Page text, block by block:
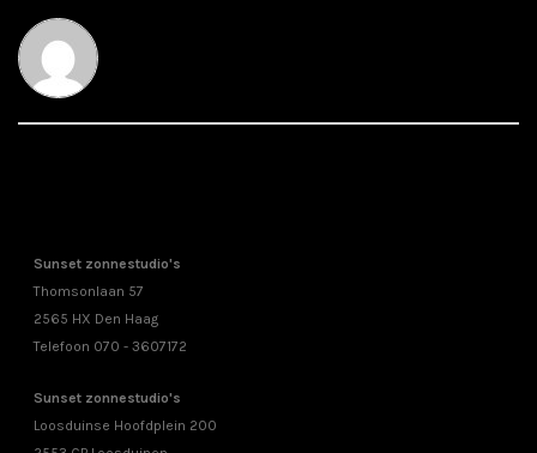
Sunset zonnestudio's
Thomsonlaan 57
2565 HX Den Haag
Telefoon 070 - 3607172
Sunset zonnestudio's
Loosduinse Hoofdplein 200